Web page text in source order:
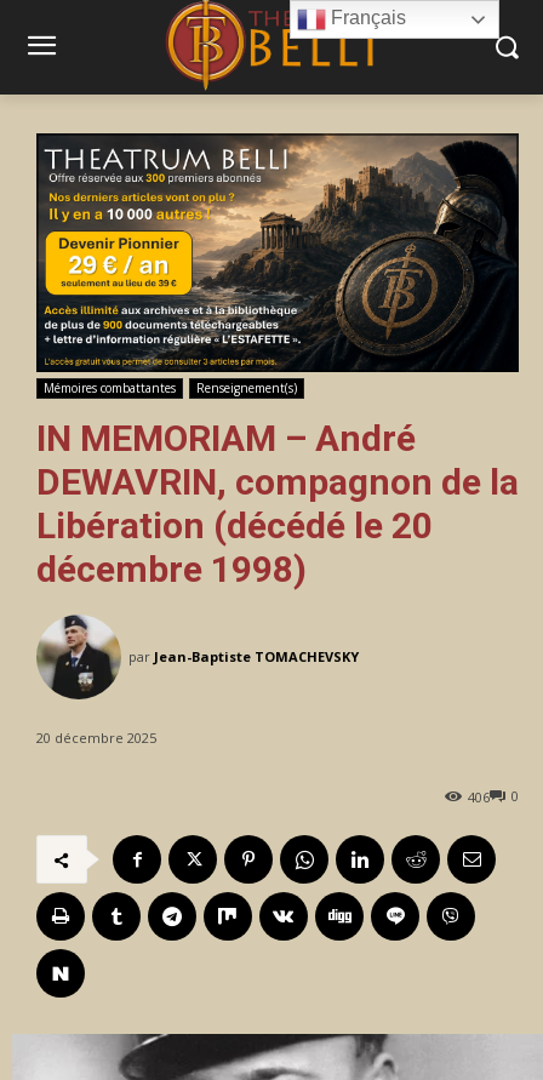
Mémoires combattantes Renseignement(s)
IN MEMORIAM – André
DEWAVRIN, compagnon de la
Libération (décédé le 20
décembre 1998)
par Jean-Baptiste TOMACHEVSKY
20 décembre 2025
0
406
Français